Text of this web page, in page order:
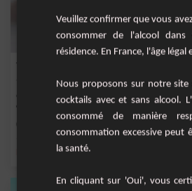
Treacle wood
Cocktail fruité à base de rhum dark wook, de
et de...
bâton de cannelle,Bitter Angostura
Veuillez confirmer que vous
consommer de l'alcool
résidence. En France, l'âge légal
Nous proposons sur notre site
cocktails avec et sans alcool.
consommé de manière
consommation excessive peut
la santé.
En cliquant sur 'Oui', vous